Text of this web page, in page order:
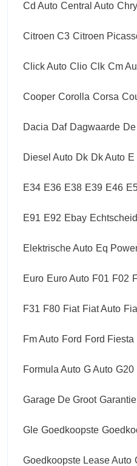
Cd Auto Central Auto
Citroen C3 Citroen
Click Auto Clio Clk Cm
Cooper Corolla Corsa
Dacia Daf Dagwaarde
Diesel Auto Dk Dk Auto
E34 E36 E38 E39 E46
E91 E92 Ebay
Elektrische Auto Eq
Euro Euro Auto F01 F02
F31 F80 Fiat Fiat Auto
Fm Auto Ford Ford Fiesta
Formula Auto G Auto G20
Garage De Groot Garantie
Gle Goedkoopste
Goedkoopste Lease Auto